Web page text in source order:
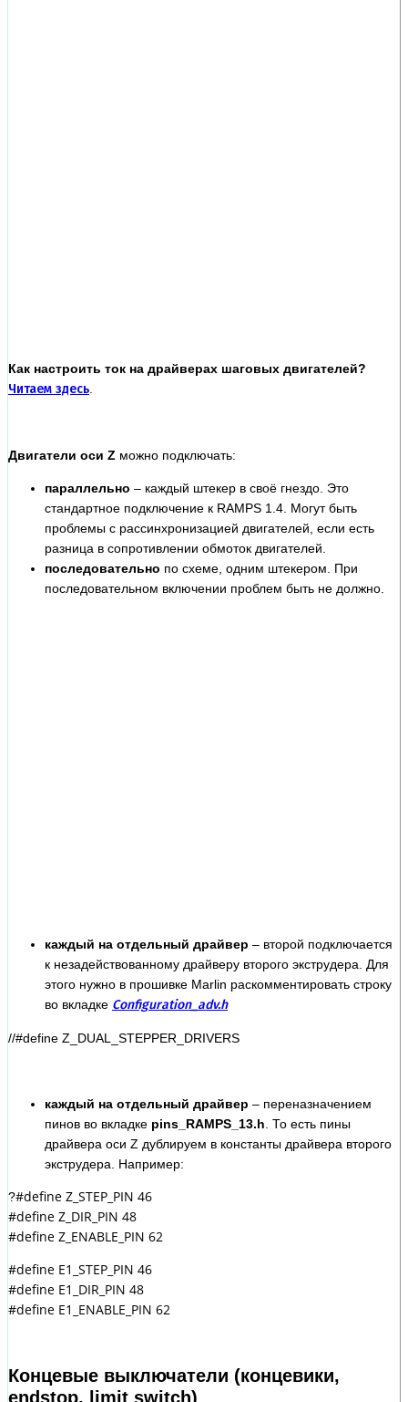
Как настроить ток на драйверах шаговых двигателей?
Читаем здесь
Двигатели оси Z можно подключать:
параллельно – каждый штекер в своё гнездо. Это
стандартное подключение к RAMPS 1.4. Могут быть
проблемы с рассинхронизацией двигателей, если есть
разница в сопротивлении обмоток двигателей.
последовательно по схеме, одним штекером. При
последовательном включении проблем быть не должно.
каждый на отдельный драйвер – второй подключается
к незадействованному драйверу второго экструдера. Для
этого нужно в прошивке Marlin раскомментировать строку
во вкладке Configuration_adv.h
//#define Z_DUAL_STEPPER_DRIVERS
каждый на отдельный драйвер – переназначением
пинов во вкладке pins_RAMPS_13.h . То есть пины
драйвера оси Z дублируем в константы драйвера второго
экструдера. Например:
?#define Z_STEP_PIN 46
#define Z_DIR_PIN 48
#define Z_ENABLE_PIN 62
#define E1_STEP_PIN 46
#define E1_DIR_PIN 48
#define E1_ENABLE_PIN 62
Концевые выключатели (концевики,
endstop, limit switch).